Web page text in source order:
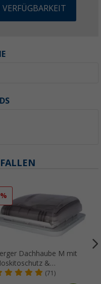
%
Dachhaube M mit
&
40 x 40
(71)